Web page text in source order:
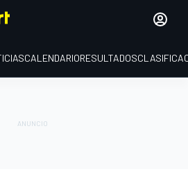
CALENDARIORESULTADOS